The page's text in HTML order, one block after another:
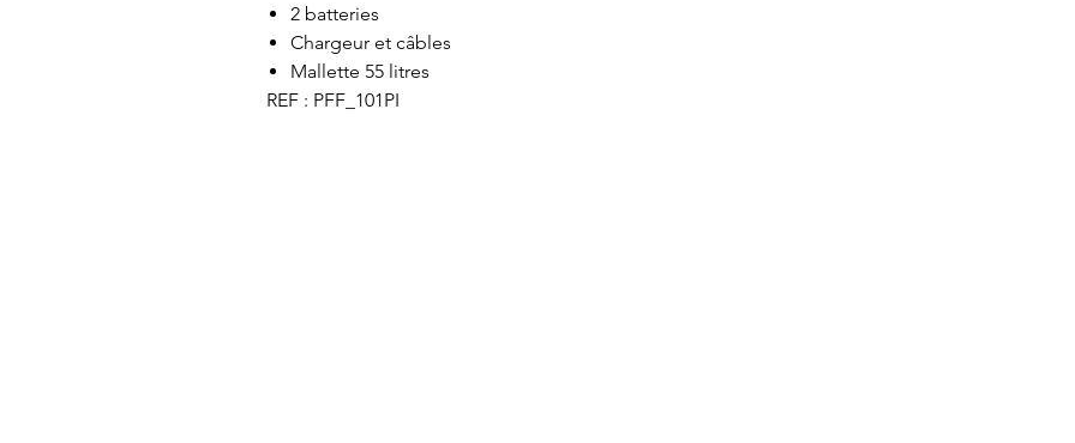
2 batteries
Chargeur et câbles
Mallette 55 litres
REF : PFF_101PI